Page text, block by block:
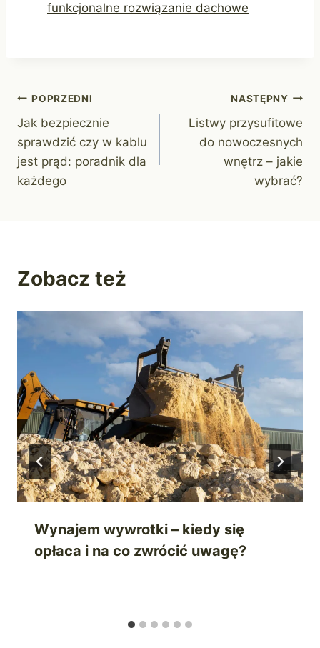
funkcjonalne rozwiązanie dachowe
Nawigacja
wpisu
POPRZEDNI
Jak bezpiecznie
sprawdzić czy w kablu
jest prąd: poradnik dla
każdego
NASTĘPNY
Listwy przysufitowe
do nowoczesnych
wnętrz – jakie
wybrać?
Zobacz też
Wynajem wywrotki – kiedy się
opłaca i na co zwrócić uwagę?